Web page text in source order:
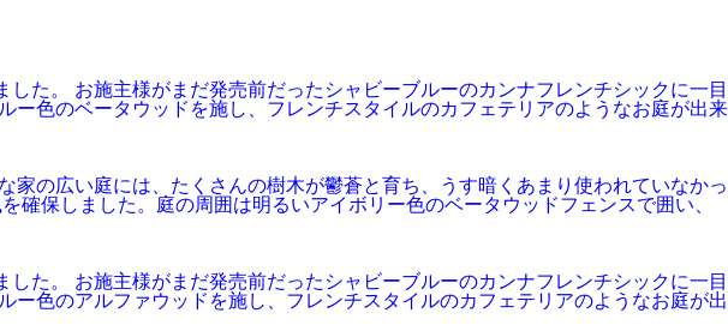
た。 お施主様がまだ発売前だったシャビーブルーのカンナフレンチシックに一目
色のベータウッドを施し、フレンチスタイルのカフェテリアのようなお庭が出来
の広い庭には、たくさんの樹木が鬱蒼と育ち、うす暗くあまり使われていなかっ
保しました。庭の周囲は明るいアイボリー色のベータウッドフェンスで囲い、
た。 お施主様がまだ発売前だったシャビーブルーのカンナフレンチシックに一目
色のアルファウッドを施し、フレンチスタイルのカフェテリアのようなお庭が出